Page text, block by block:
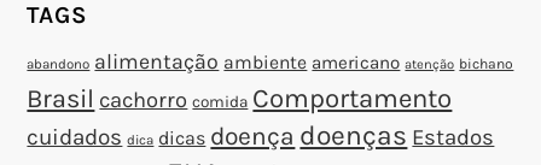
TAGS
abandono alimentação ambiente americano atenção bichano
Brasil cachorro comida Comportamento
cuidados dica dicas doença doenças Estados